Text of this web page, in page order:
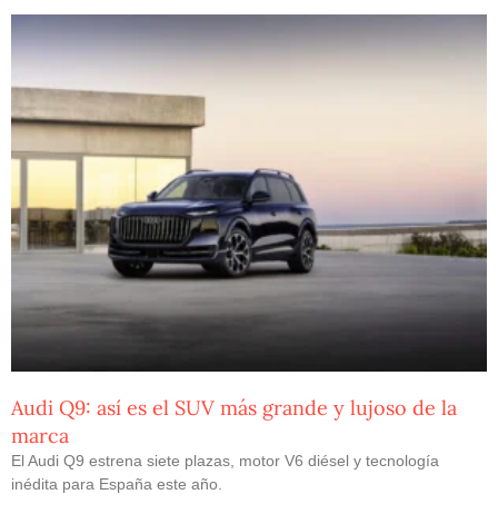
Audi Q9: así es el SUV más grande y lujoso de la
marca
El Audi Q9 estrena siete plazas, motor V6 diésel y tecnología
inédita para España este año.